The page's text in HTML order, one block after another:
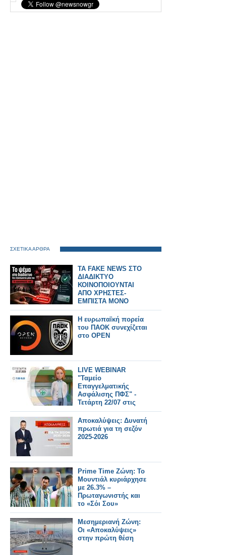
ΣΧΕΤΙΚΑ ΑΡΘΡΑ
TA FAKE NEWS ΣΤΟ
ΔΙΑΔΙΚΤΥΟ
ΚΟΙΝΟΠΟΙΟΥΝΤΑΙ
ΑΠΟ ΧΡΗΣΤΕΣ-
ΕΜΠΙΣΤΑ ΜΟΝΟ
ΑΞΙΟΠΙΣΤΑ SITE
Η ευρωπαϊκή πορεία
του ΠΑΟΚ συνεχίζεται
στο OPEN
LIVE WEBINAR
"Ταμείο
Επαγγελματικής
Ασφάλισης ΠΦΣ" -
Τετάρτη 22/07 στις
17:00
Αποκαλύψεις: Δυνατή
πρωτιά για τη σεζόν
2025-2026
Prime Time Ζώνη: Το
Μουντιάλ κυριάρχησε
με 26.3% –
Πρωταγωνιστής και
το «Σόι Σου»
Μεσημεριανή Ζώνη:
Οι «Αποκαλύψεις»
στην πρώτη θέση